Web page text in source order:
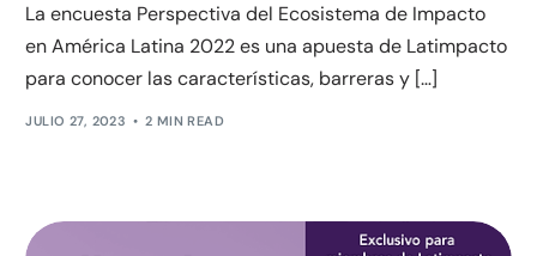
La encuesta Perspectiva del Ecosistema de Impacto
en América Latina 2022 es una apuesta de Latimpacto
para conocer las características, barreras y […]
JULIO 27, 2023 2 MIN READ